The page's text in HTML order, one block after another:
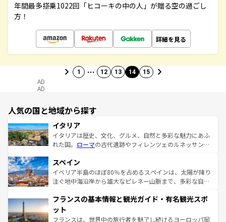
年間最多搭乗1022回「ヒコーキの中の人」が贈る空の過ごし
方！
詳細を見る
1 … 12 13 14 15
AD
AD
人気の国と地域から探す
イタリア
イタリアは歴史、文化、グルメ、自然と多彩な魅力にあふ
れた国。 ローマの古代遺跡やフィレンツェのルネッサンス
ろん、トスカーナの美しい田園風景やアマルフィ海岸の絶
景など、自然景観も見逃せない。観光の合間には、本場の
ピザやパスタなど、絶品のイタリア料理を堪能することも
ませてくれるイタリアで、忘れられない旅をしてみよう！
なお、新着のイタリア情報は
しい。
スペイン
イベリア半島のほぼ80％を占めるスペインは、太陽が降り
注ぐ地中海沿岸から雄大なピレネー山脈まで、多彩な自然
文化が根付くこの国では、情熱的なフラメンコ、熱気あふ
れる闘牛、そして美味しいタパスが生活の一部となってい
る。首都マドリードの洗練された雰囲気や、バルセロナの
フランスの基本情報と観光ガイド・有名観光スポ
ット
フランスは、世界中の旅行者を魅了し続けるヨーロッパ屈